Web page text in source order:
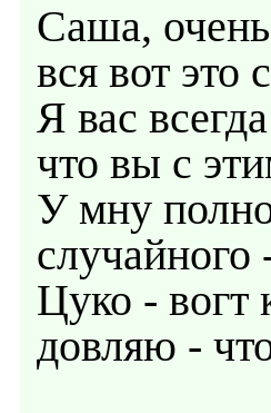
Саша,
вся вот это
Я вас
что вы с
У мну
случайного
Цуко - вогт
довляю -